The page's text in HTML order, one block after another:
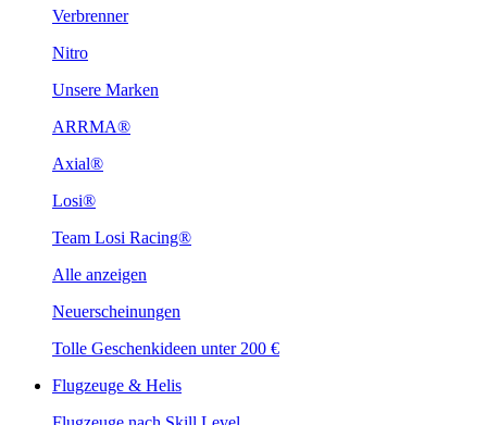
Verbrenner
Nitro
Unsere Marken
ARRMA®
Axial®
Losi®
Team Losi Racing®
Alle anzeigen
Neuerscheinungen
Tolle Geschenkideen unter 200 €
Flugzeuge & Helis